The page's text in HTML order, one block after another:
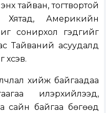
тайван, тогтвортой
Хятад, Америкийн
сонирхол гэдгийг
Тайваний асуудалд
хийж байгаадаа
илэрхийлээд,
сайн байгаа бөгөөд